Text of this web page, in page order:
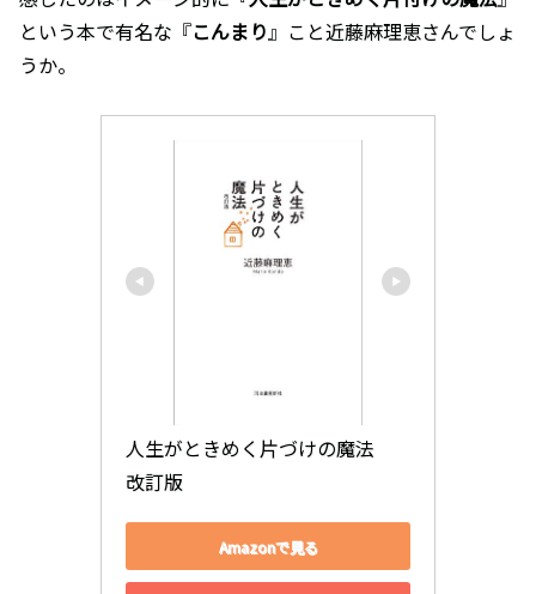
という本で有名な『こんまり 』こと近藤麻理恵さんでしょ
うか。
人生がときめく片づけの魔法
改訂版
Amazonで見る